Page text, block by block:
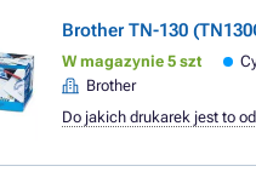
Brother TN-130
W magazynie 5 szt
Brother
Do jakich drukarek jest to